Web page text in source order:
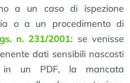
a un caso di ispezione
o a un procedimento di
n. 231/2001: se venisse
dati sensibili nascosti
in un PDF, la mancata